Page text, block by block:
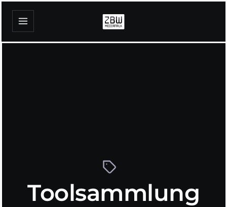
Toolsammlung